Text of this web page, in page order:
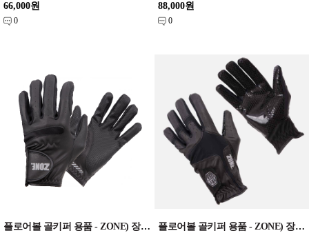
66,000원
0
88,000원
0
플로어볼 골키퍼 용품 - ZONE) 장갑 UPGRADE 플로어볼 골키퍼 용품 - ZONE) 장갑 UPGRADE PRO black/silver